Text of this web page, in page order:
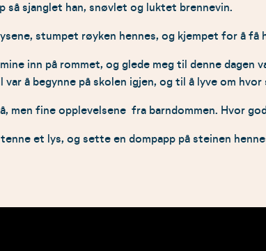
sjanglet han, snøvlet og luktet brennevin.
stumpet røyken hennes, og kjempet for å få
inn på rommet, og glede meg til denne dagen
å begynne på skolen igjen, og til å lyve om
men fine opplevelsene fra barndommen. Hvor
et lys, og sette en dompapp på steinen